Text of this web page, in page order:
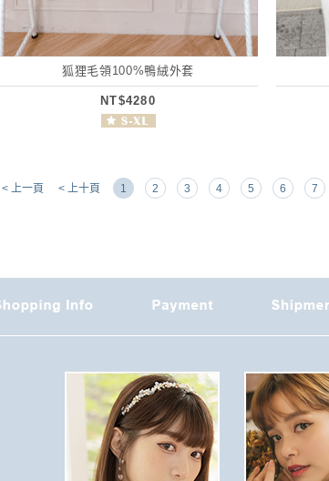
狐狸毛領100%鴨絨外套
NT$4280
< 上一頁 < 上十頁 1 2 3 4 5 6 7